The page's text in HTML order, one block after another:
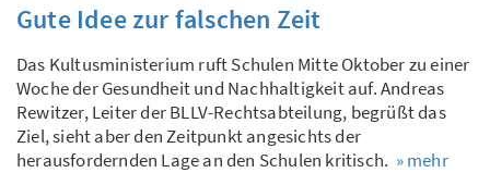
Gute Idee zur falschen Zeit
Das Kultusministerium ruft Schulen Mitte Oktober zu einer
Woche der Gesundheit und Nachhaltigkeit auf. Andreas
Rewitzer, Leiter der BLLV-Rechtsabteilung, begrüßt das
Ziel, sieht aber den Zeitpunkt angesichts der
herausfordernden Lage an den Schulen kritisch. » mehr